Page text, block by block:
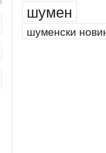
шумен
шуменски